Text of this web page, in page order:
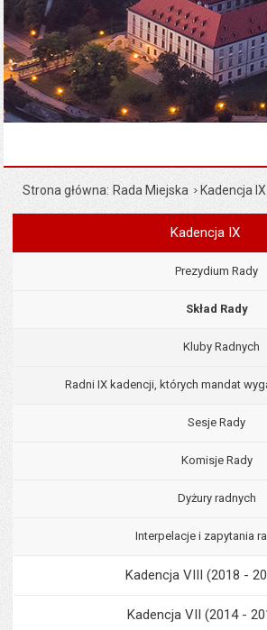
Strona główna Rada Miejska Kadencja IX
Menu
Kadencja IX
Prezydium Rady
Skład Rady
Kluby Radnych
Radni IX kadencji, których mandat
Sesje Rady
Komisje Rady
Dyżury radnych
Interpelacje i zapytania
Kadencja VIII (2018 -
Kadencja VII (2014 -